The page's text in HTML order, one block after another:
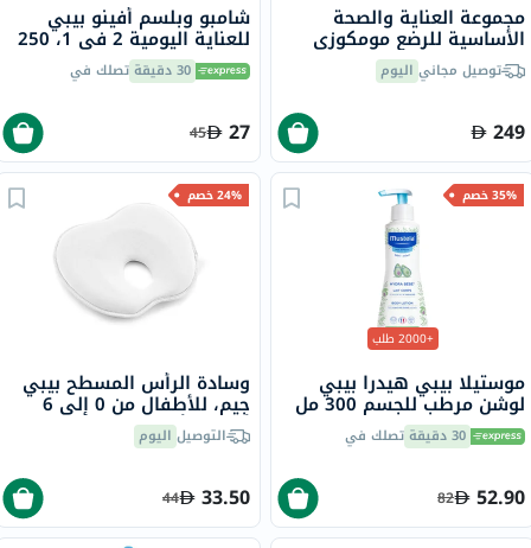
مجموعة العناية والصحة
الأساسية للرضع مومكوزي
توصيل مجاني اليوم
249
شامبو وبلسم أفينو بيبي
للعناية اليومية 2 في 1، 250
مل 30 دقيقة تصلك في
27
45
35% خصم
+2000 طلب
موستيلا بيبي هيدرا بيبي
لوشن مرطب للجسم 300 مل
30 دقيقة تصلك في
52.90
82
24% خصم
وسادة الرأس المسطح بيبي
جيم، للأطفال من 0 إلى 6
أشهر - أبيض
التوصيل اليوم
33.50
44